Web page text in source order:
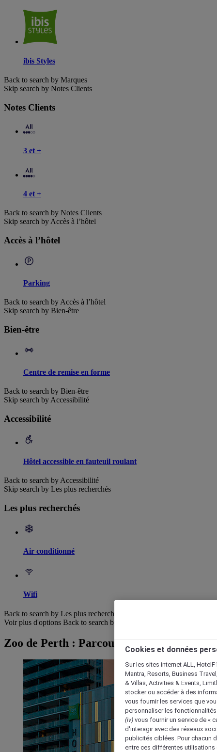
ibis Styles
Back to search by Marques
Skip search by Notes Clients
Notes Clients
3 et +
4 et +
Back to search by Notes Clients
Skip search by Accès à l’hôtel
Accès à l’hôtel
Parking
Back to search by Accès à l’hôtel
Skip search by Bien-être
Bien-être
Centre de remise en forme
Back to search by Bien-être
Skip search by Accessibilité
Accessibilité
Hôtel accessible en fauteuil roulant
Back to search by Accessibilité
Skip search by Les plus recherchés
Les plus recherchés
Air conditionné
Wifi
Back to search by Les plus recherchés
Voir plus d'options Back to search by categories
Zoo de Perth : Parcourir les hôtels
Cookies et données
Sur les sites internet ALL,
Mantra, Resorts, Business
& Villas, Activities & Events,
stocker ou accéder à des
vous fournir les services que
personnaliser les
(iv) vous fournir un service de «
d'interagir avec des réseaux
publicités ciblées. Pour chacun
entre ces différentes utilisations